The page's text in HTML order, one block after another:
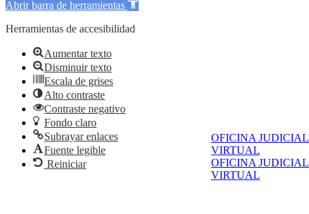
OFICINA JUDICIAL
VIRTUAL
OFICINA JUDICIAL
VIRTUAL
Abrir barra de herramientas
Herramientas de accesibilidad
Aumentar texto
Disminuir texto
Escala de grises
Alto contraste
Contraste negativo
Fondo claro
Subrayar enlaces
Fuente legible
Reiniciar